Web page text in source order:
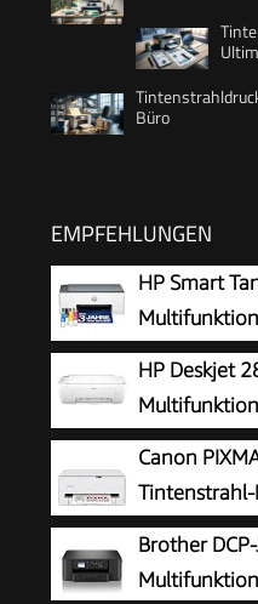
Büro
EMPFEHLUNGEN
HP Smart
Drucken) – 3
Jahre Garantie,
Reichweite, Drucken
HP Deskjet
Tintenstrahl
- A4/Legal (Medien) -
(Drucken) - 60 Blatt -
Fi(n)
Canon
Brother